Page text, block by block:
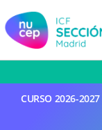
CURSO 2026-2027